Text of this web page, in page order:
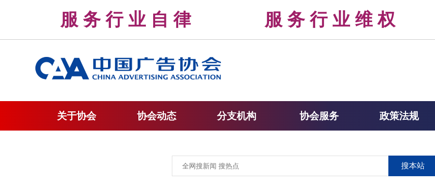
服 务 行 业 自 律 服 务 行 业 维 权
关于协会 协会动态 分支机构 协会服务 政策法规
搜本站